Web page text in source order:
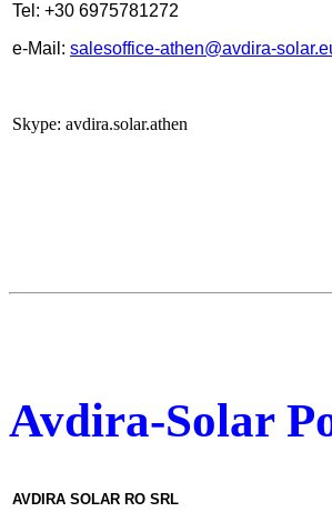
Tel: +30 6975781272
e-Mail: salesoffice-athen@avdira-
Skype: avdira.solar.athen
Avdira-Solar
AVDIRA SOLAR RO SRL